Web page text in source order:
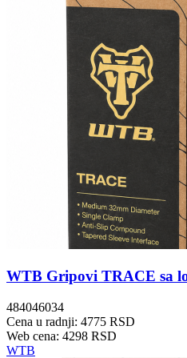
WTB Gripovi TRACE sa
484046034
Cena u radnji: 4775 RSD
Web cena: 4298 RSD
WTB